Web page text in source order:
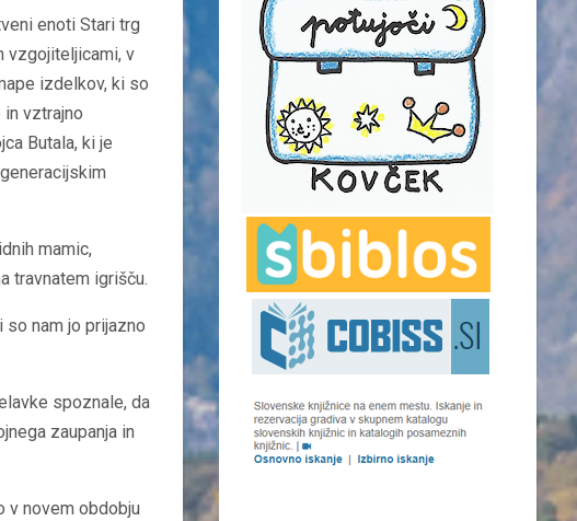
enoti Stari trg
vzgojiteljicami, v
izdelkov, ki so
vztrajno
Butala, ki je
mamic,
travnatem igrišču.
nam jo prijazno
spoznale, da
zaupanja in
v novem obdobju